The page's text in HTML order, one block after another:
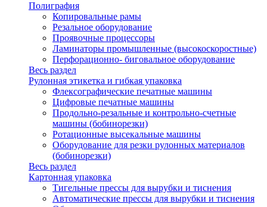
Полиграфия
Копировальные рамы
Резальное оборудование
Проявочные процессоры
Ламинаторы промышленные (высокоскоростные)
Перфорационно- биговальное оборудование
Весь раздел
Рулонная этикетка и гибкая упаковка
Флексографические печатные машины
Цифровые печатные машины
Продольно-резальные и контрольно-счетные
машины (бобинорезки)
Ротационные высекальные машины
Оборудование для резки рулонных материалов
(бобинорезки)
Весь раздел
Картонная упаковка
Тигельные прессы для вырубки и тиснения
Автоматические прессы для вырубки и тиснения